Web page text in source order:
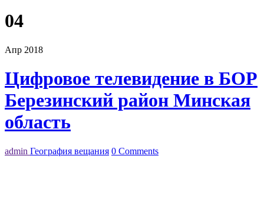
04
Апр 2018
Цифровое телевидение в БОР
Березинский район Минская
область
admin География вещания 0 Comments